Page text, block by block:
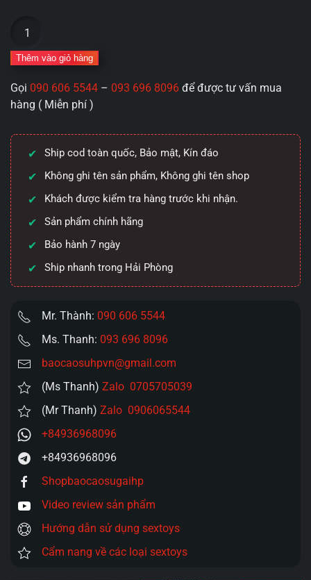
giả
thụt
Mizzzee
Instinct”
–
Silicone
Platinum
kháng
khuẩn
99%
số
lượng
Thêm vào giỏ hàng
Gọi 090 606 5544 – 093 696 8096 để được tư vấn mua
hàng ( Miễn phí )
Ship cod toàn quốc, Bảo mật, Kín đáo
Không ghi tên sản phẩm, Không ghi tên shop
Khách được kiểm tra hàng trước khi nhận.
Sản phẩm chính hãng
Bảo hành 7 ngày
Ship nhanh trong Hải Phòng
Mr. Thành: 090 606 5544
Ms. Thanh: 093 696 8096
baocaosuhpvn@gmail.com
(Ms Thanh) Zalo 0705705039
(Mr Thanh) Zalo 0906065544
+84936968096
+84936968096
Shopbaocaosugaihp
Video review sản phẩm
Hướng dẫn sử dụng sextoys
Cẩm nang về các loại sextoys